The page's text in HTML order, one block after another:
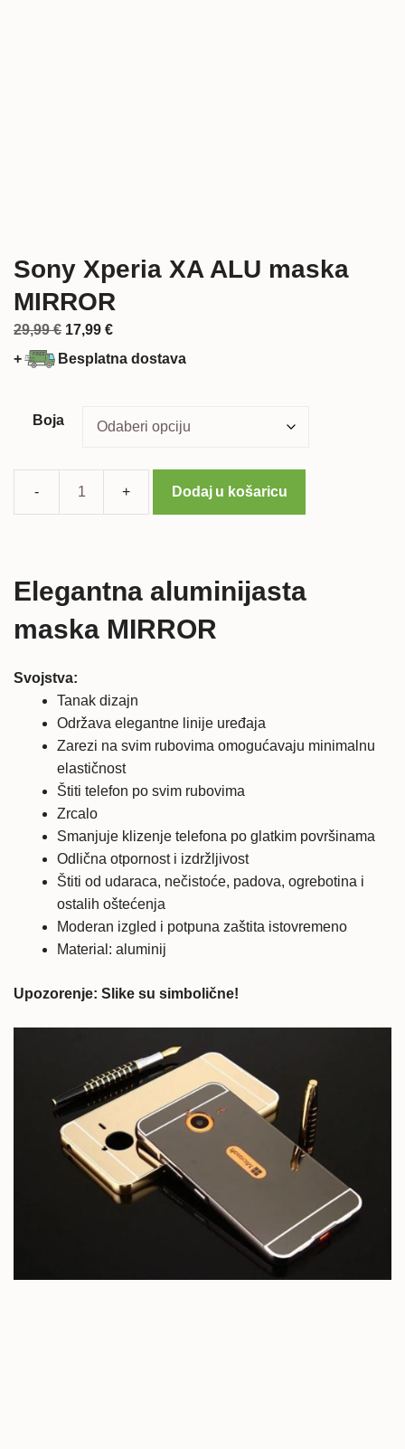
Sony Xperia XA ALU maska
MIRROR
29,99€ Izvorna
cijena
29,99 €.
17,99 €Trenutna
cijena
+ Besplatna dostava
Boja
Sony
maska
količina
Dodaj u košaricu
Elegantna aluminijasta
maska MIRROR
Svojstva:
Tanak dizajn
Održava elegantne linije uređaja
Zarezi na svim rubovima omogućavaju minimalnu
elastičnost
Štiti telefon po svim rubovima
Zrcalo
Smanjuje klizenje telefona po glatkim površinama
Odlična otpornost i izdržljivost
Štiti od udaraca, nečistoće, padova, ogrebotina i
ostalih oštećenja
Moderan izgled i potpuna zaštita istovremeno
Material: aluminij
Upozorenje: Slike su simbolične!